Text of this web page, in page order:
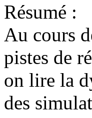
Résumé :
Au cours
pistes de
on lire la
des